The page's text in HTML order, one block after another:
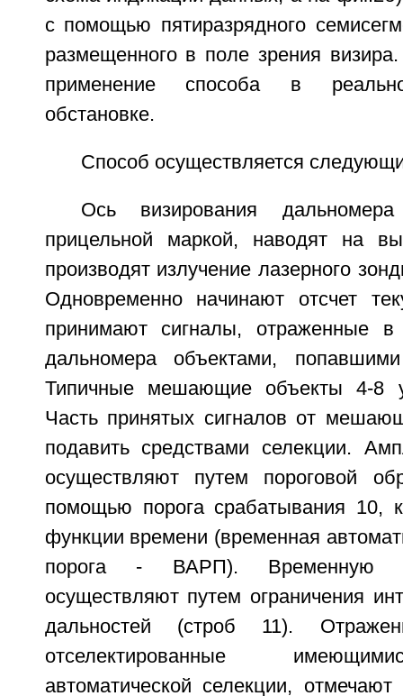
с помощью пятиразрядного
размещенного в поле зрения
применение способа в
обстановке.
Способ осуществляется
Ось визирования
прицельной маркой, наводят на
производят излучение лазерного
Одновременно начинают отсчет
принимают сигналы, отраженные в
дальномера объектами,
Типичные мешающие объекты 4-8
Часть принятых сигналов от
подавить средствами селекции.
осуществляют путем пороговой
помощью порога срабатывания 10,
функции времени (временная
порога - ВАРП). Временную
осуществляют путем ограничения
дальностей (строб 11).
отселектированные
автоматической селекции,